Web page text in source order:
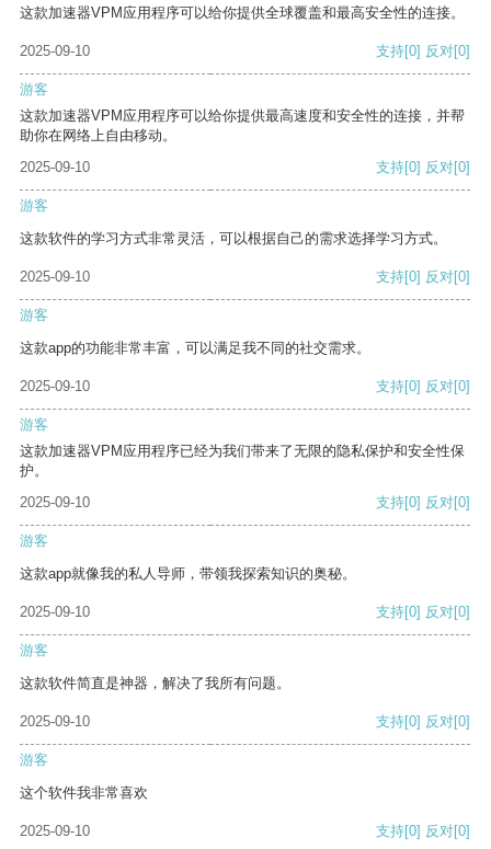
这款加速器VPM应用程序可以给你提供全球覆盖和最高安全性的连接。
2025-09-10 支持[0] 反对[0]
游客
这款加速器VPM应用程序可以给你提供最高速度和安全性的连接，并帮
助你在网络上自由移动。
2025-09-10
支持[0] 反对[0]
游客
这款软件的学习方式非常灵活，可以根据自己的需求选择学习方式。
2025-09-10 支持[0] 反对[0]
游客
这款app的功能非常丰富，可以满足我不同的社交需求。
2025-09-10 支持[0] 反对[0]
游客
这款加速器VPM应用程序已经为我们带来了无限的隐私保护和安全性保
护。
2025-09-10
支持[0] 反对[0]
游客
这款app就像我的私人导师，带领我探索知识的奥秘。
2025-09-10 支持[0] 反对[0]
游客
这款软件简直是神器，解决了我所有问题。
2025-09-10 支持[0] 反对[0]
游客
这个软件我非常喜欢
2025-09-10 支持[0] 反对[0]